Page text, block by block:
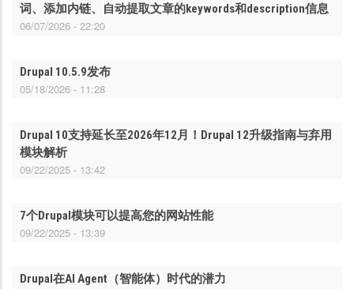
词、添加内链、自动提取文章的keywords和description信息
06/07/2026 - 22:20
Drupal 10.5.9发布
05/18/2026 - 11:28
Drupal 10支持延长至2026年12月！Drupal 12升级指南与弃用
模块解析
09/22/2025 - 13:42
7个Drupal模块可以提高您的网站性能
09/22/2025 - 13:39
Drupal在AI Agent（智能体）时代的潜力